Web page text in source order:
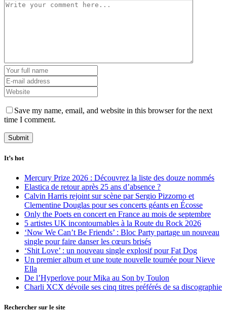
Save my name, email, and website in this browser for the next
time I comment.
It’s hot
Mercury Prize 2026 : Découvrez la liste des douze nommés
Elastica de retour après 25 ans d’absence ?
Calvin Harris rejoint sur scène par Sergio Pizzorno et
Clementine Douglas pour ses concerts géants en Écosse
Only the Poets en concert en France au mois de septembre
5 artistes UK incontournables à la Route du Rock 2026
‘Now We Can’t Be Friends’ : Bloc Party partage un nouveau
single pour faire danser les cœurs brisés
‘Shit Love’ : un nouveau single explosif pour Fat Dog
Un premier album et une toute nouvelle tournée pour Nieve
Ella
De l’Hyperlove pour Mika au Son by Toulon
Charli XCX dévoile ses cinq titres préférés de sa discographie
Rechercher sur le site